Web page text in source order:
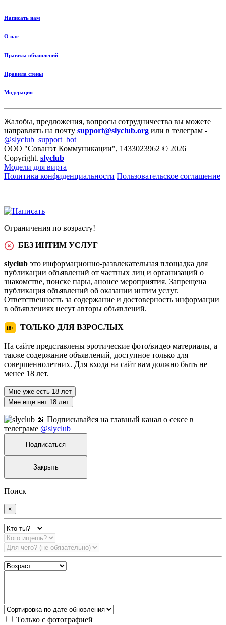
Написать нам
О нас
Правила объявлений
Правила стены
Модерация
Жалобы, предложения, вопросы сотрудничества вы можете
направлять на почту support@slyclub.org или в телеграм -
@slyclub_support_bot
ООО "Сованэт Коммуникации", 1433023962 © 2026
Copyright. slyclub
Модели для вирта
Политика конфиденциальности Пользовательское соглашение
Ограничения по возрасту!
БЕЗ ИНТИМ УСЛУГ
slyclub это информационно-развлекательная площадка для
публикации объявлений от частных лиц и организаций о
знакомстве, поиске пары, анонсе мероприятия. Запрещена
публикация объявлений об оказании интим услуг.
Ответственность за содержание и достоверность информации
в объявлениях несут авторы объявлений.
18+ ТОЛЬКО ДЛЯ ВЗРОСЛЫХ
На сайте представлены эротические фото/видео материалы, а
также содержание объявлений, доступное только для
совершеннолетних. Для входа на сайт вам должно быть не
менее 18 лет.
Мне уже есть 18 лет
Мне еще нет 18 лет
🍌 Подписывайся на главный канал о сексе в
телеграме @slyclub
Подписаться
Закрыть
Поиск
×
Только с фотографией